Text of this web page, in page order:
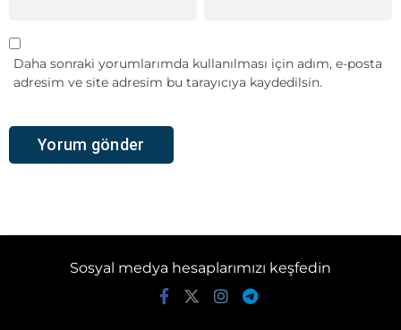
Daha sonraki yorumlarımda kullanılması için adım, e-posta
adresim ve site adresim bu tarayıcıya kaydedilsin.
Sosyal medya hesaplarımızı keşfedin